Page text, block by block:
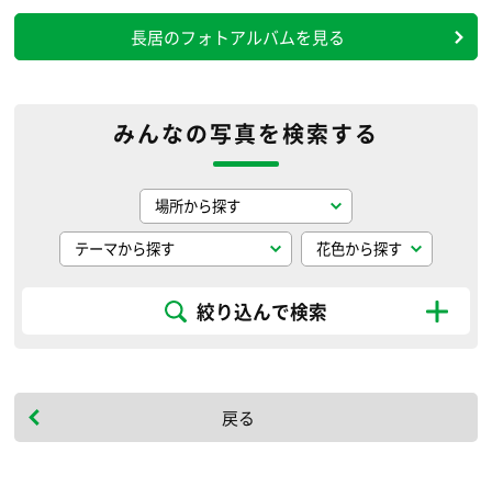
長居のフォトアルバムを見る
みんなの写真を検索する
絞り込んで検索
戻る